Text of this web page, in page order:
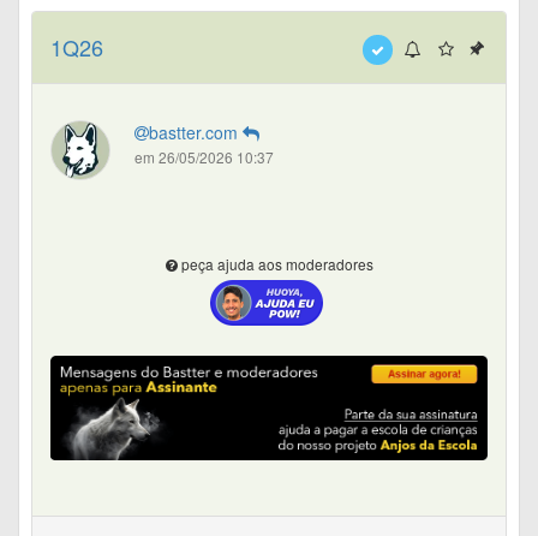
1Q26
bastter.com
em 26/05/2026 10:37
peça ajuda aos moderadores